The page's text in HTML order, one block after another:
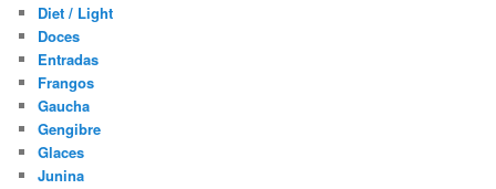
Diet / Light
Doces
Entradas
Frangos
Gaucha
Gengibre
Glaces
Junina